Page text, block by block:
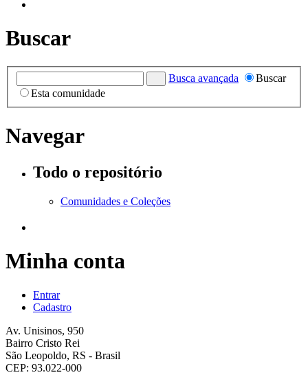
Buscar
Busca avançada
Buscar
Esta comunidade
Navegar
Todo o repositório
Comunidades e Coleções
Minha conta
Entrar
Cadastro
Av. Unisinos, 950
Bairro Cristo Rei
São Leopoldo, RS - Brasil
CEP: 93.022-000